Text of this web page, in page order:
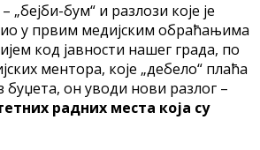
бум“ и разлози које је
у првим медијским обраћањима
код јавности нашег града, по
ментора, које „дебело“ плаћа
буџета, он уводи нови разлог –
радних места која су